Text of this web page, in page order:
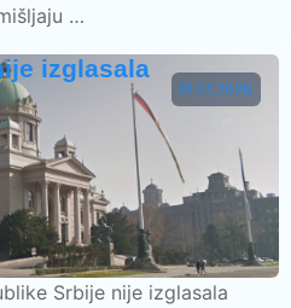
…
31.07.2026.
izglasala
Srbije nije izglasala